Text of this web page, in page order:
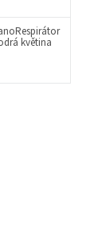
květina